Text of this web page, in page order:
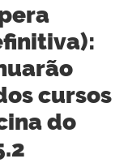
cursos
do